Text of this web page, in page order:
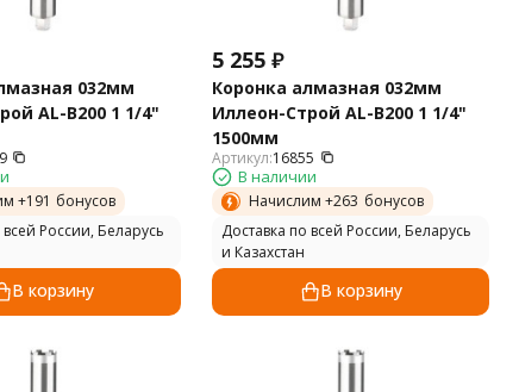
032мм
AL-B200 1 1/4"
+191 бонусов
России, Беларусь
В корзину
5 255 ₽
Коронка алмазная 032мм
Иллеон-Строй AL-B200 1 1/4"
1500мм
Артикул:16855
В наличии
Начислим +263 бонусов
Доставка по всей России, Беларусь
и Казахстан
В корзину